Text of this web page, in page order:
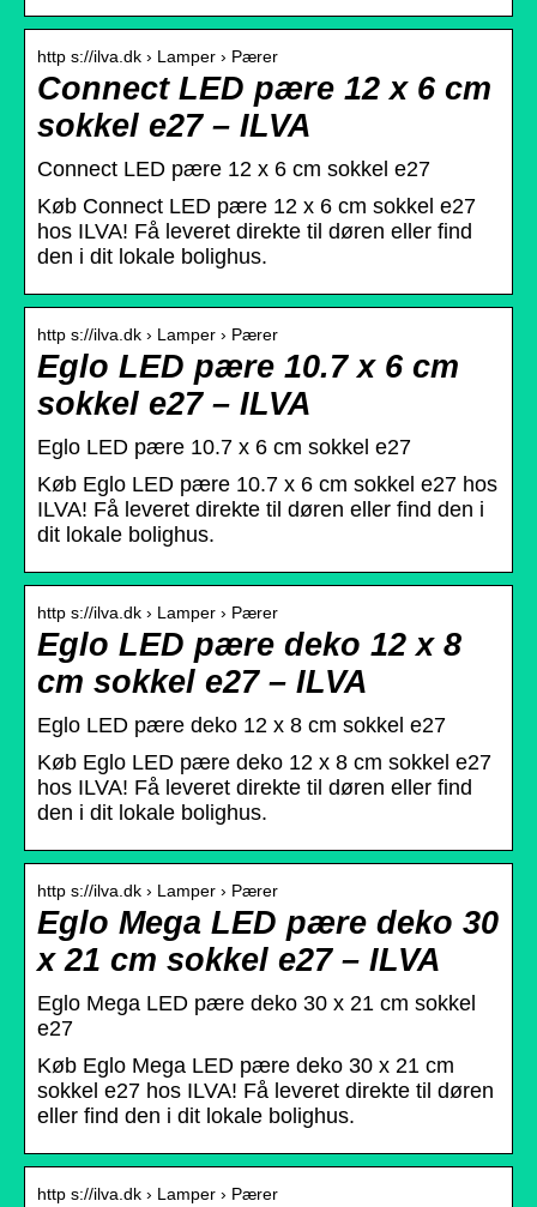
http s://ilva.dk › Lamper › Pærer
Connect LED pære 12 x 6 cm
sokkel e27 – ILVA
Connect LED pære 12 x 6 cm sokkel e27
Køb Connect LED pære 12 x 6 cm sokkel e27
hos ILVA! Få leveret direkte til døren eller find
den i dit lokale bolighus.
http s://ilva.dk › Lamper › Pærer
Eglo LED pære 10.7 x 6 cm
sokkel e27 – ILVA
Eglo LED pære 10.7 x 6 cm sokkel e27
Køb Eglo LED pære 10.7 x 6 cm sokkel e27 hos
ILVA! Få leveret direkte til døren eller find den i
dit lokale bolighus.
http s://ilva.dk › Lamper › Pærer
Eglo LED pære deko 12 x 8
cm sokkel e27 – ILVA
Eglo LED pære deko 12 x 8 cm sokkel e27
Køb Eglo LED pære deko 12 x 8 cm sokkel e27
hos ILVA! Få leveret direkte til døren eller find
den i dit lokale bolighus.
http s://ilva.dk › Lamper › Pærer
Eglo Mega LED pære deko 30
x 21 cm sokkel e27 – ILVA
Eglo Mega LED pære deko 30 x 21 cm sokkel
e27
Køb Eglo Mega LED pære deko 30 x 21 cm
sokkel e27 hos ILVA! Få leveret direkte til døren
eller find den i dit lokale bolighus.
http s://ilva.dk › Lamper › Pærer